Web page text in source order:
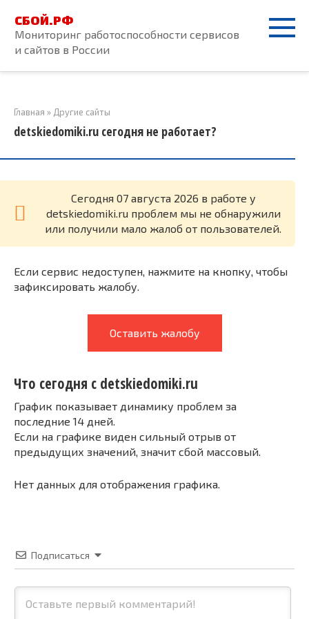
контенту
СБОЙ.РФ
Мониторинг работоспособности сервисов
и сайтов в России
Главная » Другие сайты
detskiedomiki.ru сегодня не работает?
Cегодня 07 августа 2026 в работе у
detskiedomiki.ru проблем мы не обнаружили
или получили мало жалоб от пользователей.
Если сервис недоступен, нажмите на кнопку, чтобы
зафиксировать жалобу.
Оставить жалобу
Что сегодня с detskiedomiki.ru
График показывает динамику проблем за
последние 14 дней.
Если на графике виден сильный отрыв от
предыдущих значений, значит сбой массовый.
Нет данных для отображения графика.
Подписаться